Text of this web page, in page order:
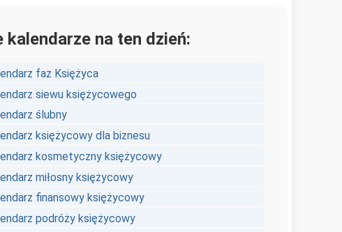
kalendarze na ten dzień:
faz Księżyca
siewu księżycowego
ślubny
księżycowy dla biznesu
kosmetyczny księżycowy
miłosny księżycowy
finansowy księżycowy
podróży księżycowy